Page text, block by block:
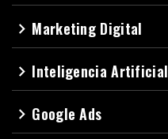
navigate_next Marketing Digital
navigate_next Inteligencia Artificial
navigate_next Google Ads